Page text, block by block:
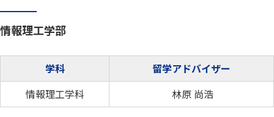
情報理工学部
学科
留学アドバイザー
情報理工学科
林原 尚浩